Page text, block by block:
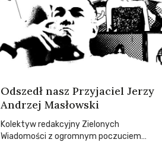
Odszedł nasz Przyjaciel Jerzy
Andrzej Masłowski
Kolektyw redakcyjny Zielonych
Wiadomości z ogromnym poczuciem